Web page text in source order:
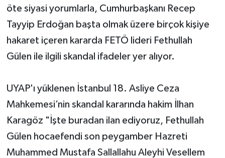
öte siyasi yorumlarla, Cumhurbaşkanı Recep
Tayyip Erdoğan başta olmak üzere birçok kişiye
hakaret içeren kararda FETÖ lideri Fethullah
Gülen ile ilgili skandal ifadeler yer alıyor.
UYAP'ı yüklenen İstanbul 18. Asliye Ceza
Mahkemesi’nin skandal kararında hakim İlhan
Karagöz "İşte buradan ilan ediyoruz, Fethullah
Gülen hocaefendi son peygamber Hazreti
Muhammed Mustafa Sallallahu Aleyhi Vesellem